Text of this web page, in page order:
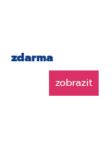
zdarma
zobrazit